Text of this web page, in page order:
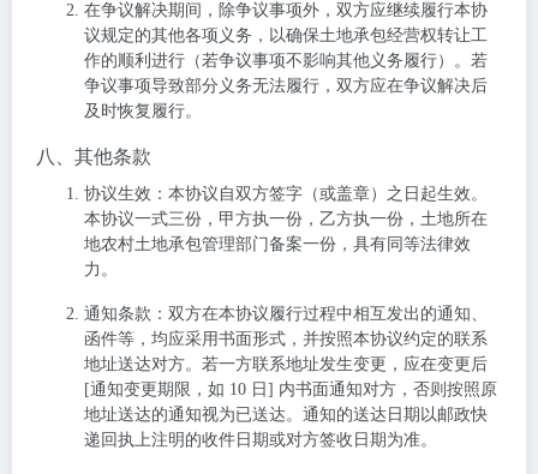
在争议解决期间，除争议事项外，双方应继续履行本协
议规定的其他各项义务，以确保土地承包经营权转让工
作的顺利进行（若争议事项不影响其他义务履行）。若
争议事项导致部分义务无法履行，双方应在争议解决后
及时恢复履行。
八、其他条款
协议生效 ：本协议自双方签字（或盖章）之日起生效。
本协议一式三份，甲方执一份，乙方执一份，土地所在
地农村土地承包管理部门备案一份，具有同等法律效
力。
通知条款 ：双方在本协议履行过程中相互发出的通知、
函件等，均应采用书面形式，并按照本协议约定的联系
地址送达对方。若一方联系地址发生变更，应在变更后
[通知变更期限，如 10 日] 内书面通知对方，否则按照原
地址送达的通知视为已送达。通知的送达日期以邮政快
递回执上注明的收件日期或对方签收日期为准。